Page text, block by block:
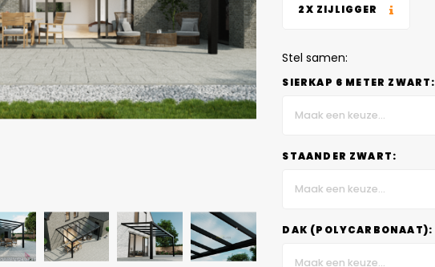
2X ZIJLIGGER
Stel samen:
SIERKAP 6 METER ZWART:
Maak een keuze...
STAANDER ZWART:
Maak een keuze...
DAK (POLYCARBONAAT):
Maak een keuze...